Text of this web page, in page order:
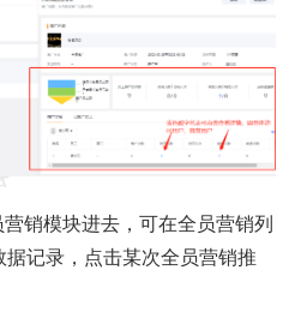
销模块进去，可在全员营销列
记录，点击某次全员营销推